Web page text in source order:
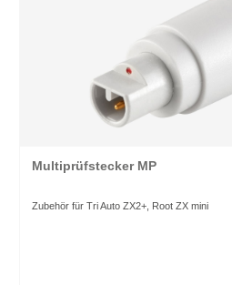
Multiprüfstecker MP
Zubehör für Tri Auto ZX2+, Root ZX mini